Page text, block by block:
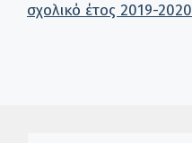
σχολικό έτος 2019-2020